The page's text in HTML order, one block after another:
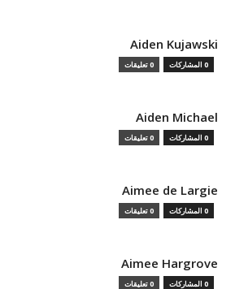
Aiden Kujawski
0 المشاركات 0 تعليقات
Aiden Michael
0 المشاركات 0 تعليقات
Aimee de Largie
0 المشاركات 0 تعليقات
Aimee Hargrove
0 المشاركات 0 تعليقات